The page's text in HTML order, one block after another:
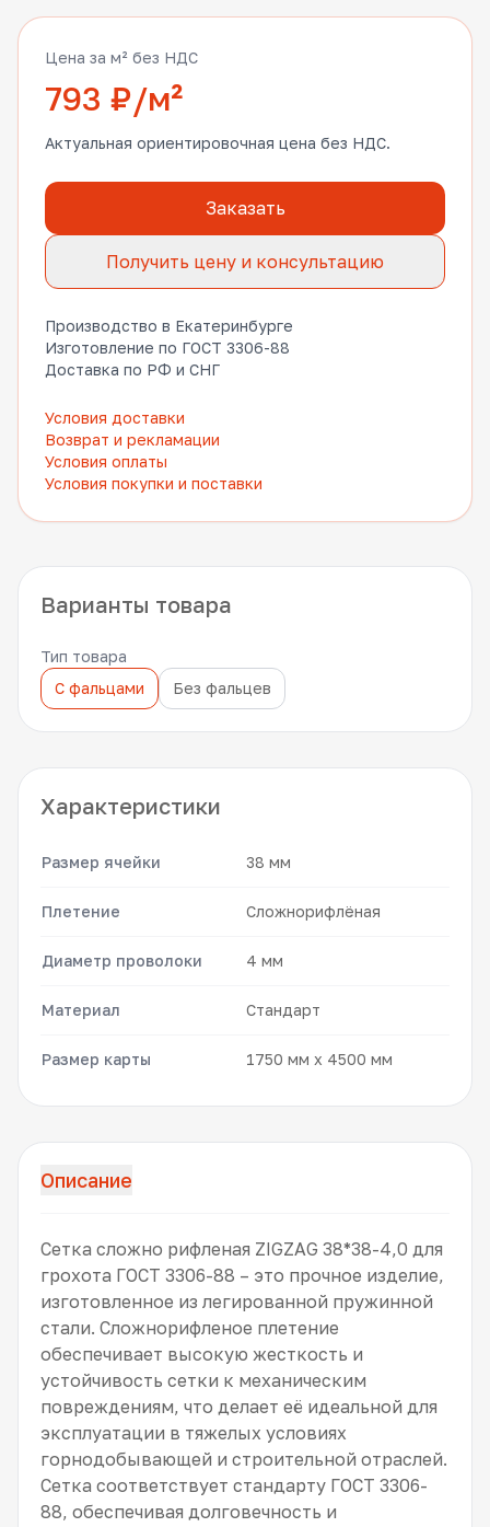
Цена за м² без НДС
793 ₽/м²
Актуальная ориентировочная цена без НДС.
Заказать
Получить цену и консультацию
Производство в Екатеринбурге
Изготовление по ГОСТ 3306-88
Доставка по РФ и СНГ
Условия доставки
Возврат и рекламации
Условия оплаты
Условия покупки и поставки
Варианты товара
Тип товара
С фальцами
Без фальцев
Характеристики
Размер ячейки 38 мм
Плетение Сложнорифлёная
Диаметр проволоки 4 мм
Материал Стандарт
Размер карты 1750 мм x 4500 мм
Описание
Сетка сложно рифленая ZIGZAG 38*38-4,0 для
грохота ГОСТ 3306-88 – это прочное изделие,
изготовленное из легированной пружинной
стали. Сложнорифленое плетение
обеспечивает высокую жесткость и
устойчивость сетки к механическим
повреждениям, что делает её идеальной для
эксплуатации в тяжелых условиях
горнодобывающей и строительной отраслей.
Сетка соответствует стандарту ГОСТ 3306-
88, обеспечивая долговечность и